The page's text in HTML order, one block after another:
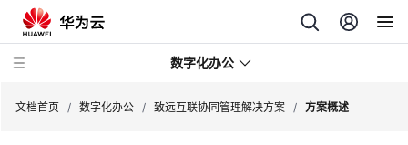
数字化办公
文档首页 / 数字化办公 / 致远互联协同管理解决方案 / 方案概述